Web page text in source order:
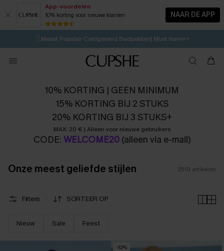
App-voordelen
10% korting voor nieuwe klanten NAAR DE APP
⚡️LAATSTE KANS | Tot 50% korting>>
🩱Meest Populair Corrigerend Badpakken| Must Have>>
💌Abonneer je & ontvang tot 15% korting>>
Koop 3, krijg 15% korting | CODE: SW15 1D:12H:57M:53S
10% KORTING | GEEN MINIMUM
15% KORTING BIJ 2 STUKS
20% KORTING BIJ 3 STUKS+
MAX: 20 € | Alleen voor nieuwe gebruikers
CODE: WELCOME20 (alleen via e-mail)
Onze meest geliefde stijlen 2519 artikelen
Filters SORTEER OP
Nieuw Sale Feest
-12%